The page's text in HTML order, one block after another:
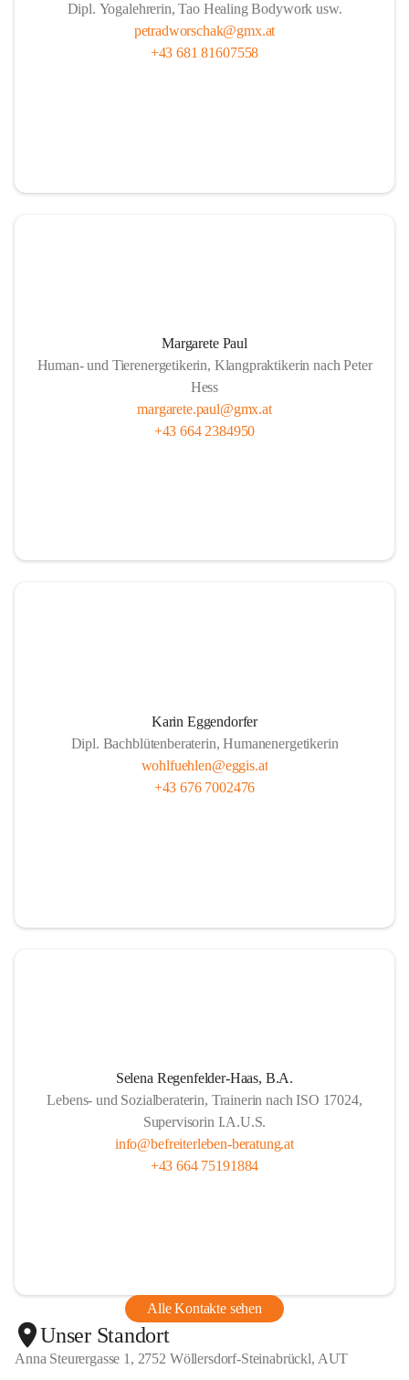
Dipl. Yogalehrerin, Tao Healing Bodywork usw.
petradworschak@gmx.at
+43 681 81607558
Margarete Paul
Human- und Tierenergetikerin, Klangpraktikerin nach Peter
Hess
margarete.paul@gmx.at
+43 664 2384950
Karin Eggendorfer
Dipl. Bachblütenberaterin, Humanenergetikerin
wohlfuehlen@eggis.at
+43 676 7002476
Selena Regenfelder-Haas, B.A.
Lebens- und Sozialberaterin, Trainerin nach ISO 17024,
Supervisorin I.A.U.S.
info@befreiterleben-beratung.at
+43 664 75191884
Alle Kontakte sehen
Unser Standort
Anna Steurergasse 1, 2752 Wöllersdorf-Steinabrückl, AUT